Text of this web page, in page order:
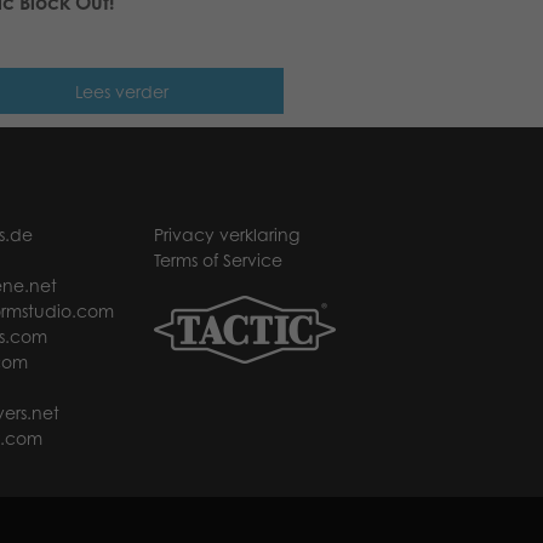
Lees verder
Privacy verklaring
Terms of Service